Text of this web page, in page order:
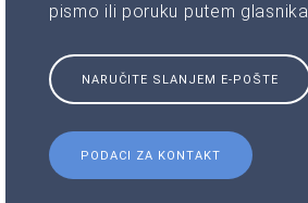
pismo ili poruku putem glasnika
NARUČITE SLANJEM E-POŠTE
PODACI ZA KONTAKT